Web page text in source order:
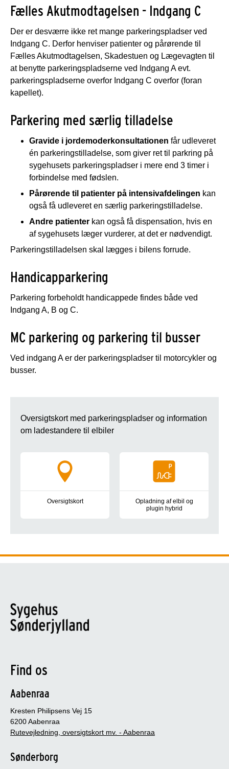
Fælles Akutmodtagelsen - Indgang C
Der er desværre ikke ret mange parkeringspladser ved
Indgang C. Derfor henviser patienter og pårørende til
Fælles Akutmodtagelsen, Skadestuen og Lægevagten til
at benytte parkeringspladserne ved Indgang A evt.
parkeringspladserne overfor Indgang C overfor (foran
kapellet).
Parkering med særlig tilladelse
Gravide i jordemoderkonsultationen får udleveret
én parkeringstilladelse, som giver ret til parkring på
sygehusets parkeringspladser i mere end 3 timer i
forbindelse med fødslen.
Pårørende til patienter på intensivafdelingen kan
også få udleveret en særlig parkeringstilladelse.
Andre patienter kan også få dispensation, hvis en
af sygehusets læger vurderer, at det er nødvendigt.
Parkeringstilladelsen skal lægges i bilens forrude.
Handicapparkering
Parkering forbeholdt handicappede findes både ved
Indgang A, B og C.
MC parkering og parkering til busser
Ved indgang A er der parkeringspladser til motorcykler og
busser.
Oversigtskort med parkeringspladser og information
om ladestandere til elbiler
Oversigtskort
Hent oversigtskort med afdelinger, områdenumre, indgange
Opladning af elbil og
plugin hybrid
Find os
Aabenraa
Kresten Philipsens Vej 15
6200 Aabenraa
Rutevejledning, oversigtskort mv. - Aabenraa
Sønderborg